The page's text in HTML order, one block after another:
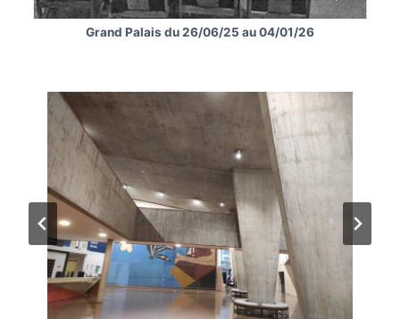
Grand Palais du 26/06/25 au 04/01/26